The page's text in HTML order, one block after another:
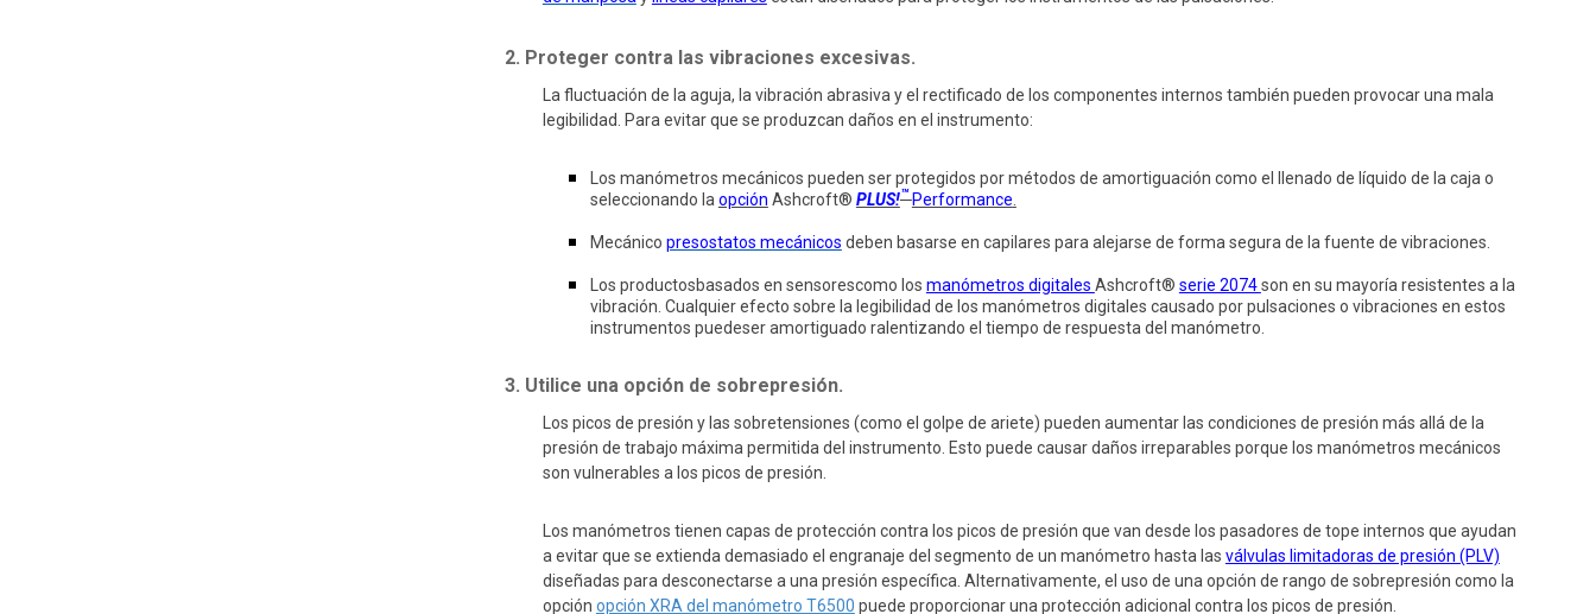
2. Proteger contra las vibraciones excesivas.
La fluctuación de la aguja, la vibración abrasiva y el rectificado de los componentes internos también pueden provocar una mala
legibilidad. Para evitar que se produzcan daños en el instrumento:
Los manómetros mecánicos pueden ser protegidos por métodos de amortiguación como el llenado de líquido de la caja o
seleccionando la opción Ashcroft® PLUS!™ Performance
Mecánico presostatos mecánicos deben basarse en capilares para alejarse de forma segura de la fuente de vibraciones.
Los productosbasados en sensorescomo los manómetros digitales Ashcroft® serie 2074son en su mayoría resistentes a la
vibración. Cualquier efecto sobre la legibilidad de los manómetros digitales causado por pulsaciones o vibraciones en estos
instrumentos puedeser amortiguado ralentizando el tiempo de respuesta del manómetro.
3. Utilice una opción de sobrepresión.
Los picos de presión y las sobretensiones (como el golpe de ariete) pueden aumentar las condiciones de presión más allá de la
presión de trabajo máxima permitida del instrumento. Esto puede causar daños irreparables porque los manómetros mecánicos
son vulnerables a los picos de presión.
Los manómetros tienen capas de protección contra los picos de presión que van desde los pasadores de tope internos que ayudan
a evitar que se extienda demasiado el engranaje del segmento de un manómetro hasta las válvulas limitadoras de presión (PLV)
diseñadas para desconectarse a una presión específica. Alternativamente, el uso de una opción de rango de sobrepresión como la
opción opción XRA del manómetro T6500 puede proporcionar una protección adicional contra los picos de presión.